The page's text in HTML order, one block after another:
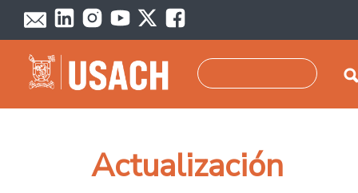
Pasar al contenido principal
Actualización